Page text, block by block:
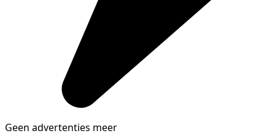
Geen advertenties meer